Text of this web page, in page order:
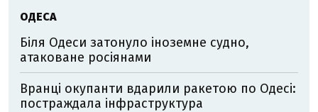
ОДЕСА
Біля Одеси затонуло іноземне судно,
атаковане росіянами
Вранці окупанти вдарили ракетою по Одесі:
постраждала інфраструктура